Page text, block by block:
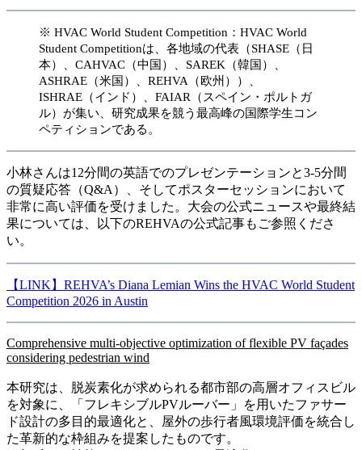
※ HVAC World Student Competition：HVAC World
Student Competitionは、各地域の代表（SHASE（日
本）、CAHVAC（中国）、SAREK（韓国）、
ASHRAE（米国）、REHVA（欧州））、
ISHRAE（インド）、FAIAR（スペイン・ポルトガ
ル）が集い、研究成果を競う最高峰の国際学生コン
ペティションである。
小林さんは12分間の英語でのプレゼンテーションと3-5分間
の質疑応答（Q&A）、そしてポスターセッションにおいて
非常に高い評価を受けました。大会の公式ニュースや最終結
果については、以下のREHVAの公式記事もご参照くださ
い。
【LINK】REHVA’s Diana Lemian Wins the HVAC World Student
Competition 2026 in Austin
Comprehensive multi-objective optimization of flexible PV façades
considering pedestrian wind
本研究は、脱炭素化が求められる都市部の高層オフィスビル
を対象に、「フレキシブルPVルーバー」を用いたファサー
ド設計の多目的最適化と、屋外の歩行者風環境評価を統合し
た革新的な枠組みを提案したものです。